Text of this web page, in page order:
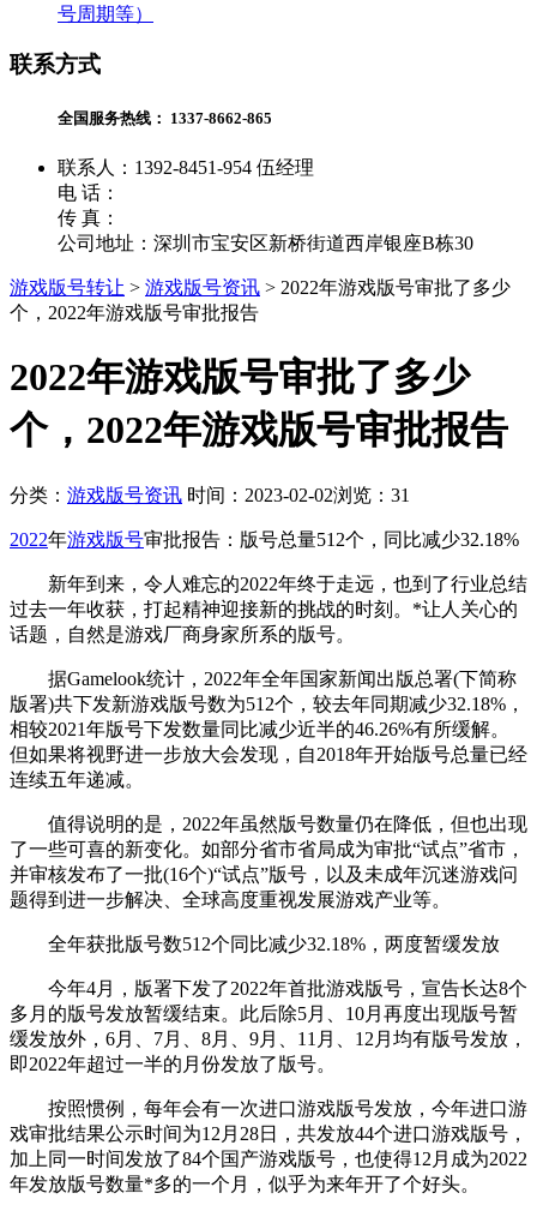
号周期等）
联系方式
全国服务热线： 1337-8662-865
联系人：1392-8451-954 伍经理
电 话：
传 真：
公司地址：深圳市宝安区新桥街道西岸银座B栋30
游戏版号转让 > 游戏版号资讯 > 2022年游戏版号审批了多少
个，​2022年游戏版号审批报告
2022年游戏版号审批了多少
个，​2022年游戏版号审批报告
分类： 游戏版号资讯 时间：2023-02-02浏览：31
2022年游戏版号审批报告：版号总量512个，同比减少32.18%
新年到来，令人难忘的2022年终于走远，也到了行业总结
过去一年收获，打起精神迎接新的挑战的时刻。*让人关心的
话题，自然是游戏厂商身家所系的版号。
据Gamelook统计，2022年全年国家新闻出版总署(下简称
版署)共下发新游戏版号数为512个，较去年同期减少32.18%，
相较2021年版号下发数量同比减少近半的46.26%有所缓解。
但如果将视野进一步放大会发现，自2018年开始版号总量已经
连续五年递减。
值得说明的是，2022年虽然版号数量仍在降低，但也出现
了一些可喜的新变化。如部分省市省局成为审批“试点”省市，
并审核发布了一批(16个)“试点”版号，以及未成年沉迷游戏问
题得到进一步解决、全球高度重视发展游戏产业等。
全年获批版号数512个同比减少32.18%，两度暂缓发放
今年4月，版署下发了2022年首批游戏版号，宣告长达8个
多月的版号发放暂缓结束。此后除5月、10月再度出现版号暂
缓发放外，6月、7月、8月、9月、11月、12月均有版号发放，
即2022年超过一半的月份发放了版号。
按照惯例，每年会有一次进口游戏版号发放，今年进口游
戏审批结果公示时间为12月28日，共发放44个进口游戏版号，
加上同一时间发放了84个国产游戏版号，也使得12月成为2022
年发放版号数量*多的一个月，似乎为来年开了个好头。